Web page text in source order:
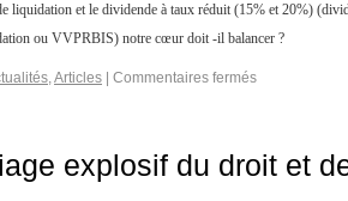
liquidation et le dividende à taux réduit (15% et 20%)
ou VVPRBIS) notre cœur doit -il balancer ?
,Articles Commentaires fermés
explosif du droit et